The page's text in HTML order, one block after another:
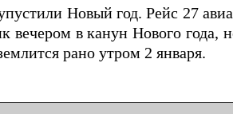
Новый год. Рейс 27
в канун Нового года,
рано утром 2 января.